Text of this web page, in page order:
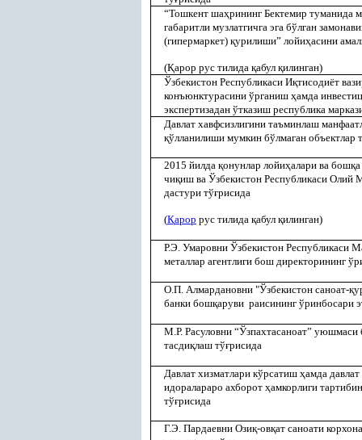
“Тошкент шаҳрининг Бектемир туманида
габаритли музлатгичга эга бўлган
(гипермаркет) қурилиши” лойиҳасини
(Қарор рус тилида қабул қилинган)
Ўзбекистон Республикаси Иқтисодиёт
конъюнктурасини ўрганиш ҳамда
экспертизадан ўтказиш республика
Давлат хавфсизлигини таъминлаш
қўлланилиши мумкин бўлмаган объектлар
2015 йилда қонунлар лойиҳалари ва бошқ
чиқиш ва Ўзбекистон Республикаси Олий
дастури тўғрисида
(Қарор рус тилида қабул қилинган)
Р.Э. Умаровни Ўзбекистон Республикаси
металлар агентлиги бош директорининг
О.П. Алмардановни "Ўзбекистон саноат-қ
банки бошқаруви раисининг ўринбосари
М.Р. Расуловни “Ўзпахтасаноат”
тасдиқлаш тўғрисида
Давлат хизматлари кўрсатиш ҳамда
идоралараро ахборот ҳамкорлиги
тўғрисида
Г.Э. Пардаевни Озиқ-овқат саноати